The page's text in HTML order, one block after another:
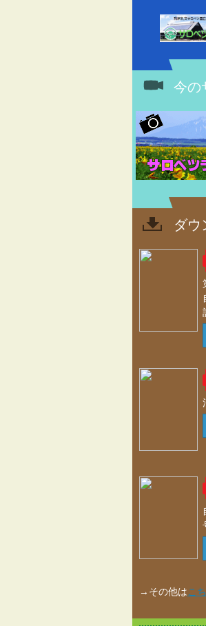
今の
ダウ
→その他はこ